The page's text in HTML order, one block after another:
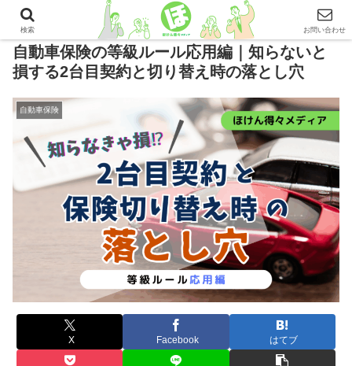
自動車保険の等級ルール応用編｜知らないと
損する2台目契約と切り替え時の落とし穴
自動車保険
X Facebook はてブ
検索 お問い合わせ